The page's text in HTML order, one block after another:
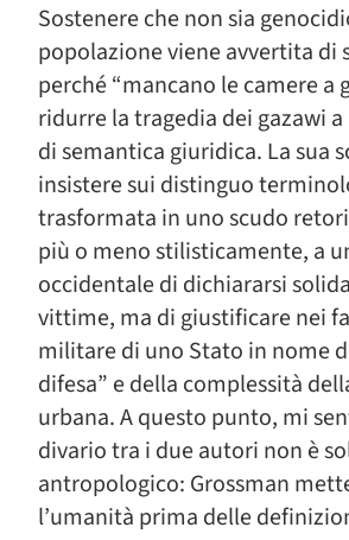
Sostenere che non sia
popolazione viene avvertita di
perché “mancano le camere a
ridurre la tragedia dei gazawi
di semantica giuridica. La sua
insistere sui distinguo
trasformata in uno scudo
più o meno stilisticamente, a
occidentale di dichiararsi
vittime, ma di giustificare nei
militare di uno Stato in nome
difesa” e della complessità
urbana. A questo punto, mi
divario tra i due autori non è
antropologico: Grossman
l’umanità prima delle